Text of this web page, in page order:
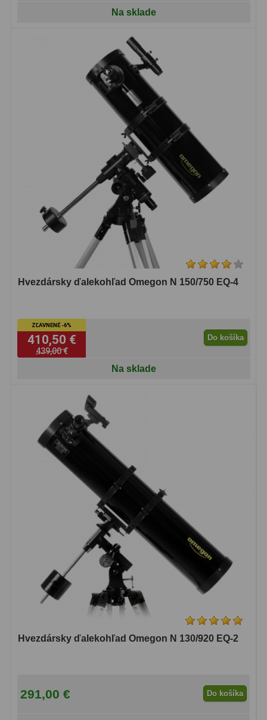
Na sklade
Hvezdársky ďalekohľad Omegon N 150/750 EQ-4
ZĽAVNENÉ -6%
410,50 €
439,00 €
Do košíka
Na sklade
Hvezdársky ďalekohľad Omegon N 130/920 EQ-2
291,00 € Do košíka